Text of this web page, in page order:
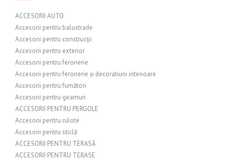
ACCESORII AUTO
Accesorii pentru balustrade
Accesorii pentru construcții
Accesorii pentru exterior
Accesorii pentru feronerie
Accesorii pentru feronerie și decoratiuni interioare
Accesorii pentru fumători
Accesorii pentru geamuri
ACCESORII PENTRU PERGOLE
Accesorii pentru rulote
Accesorii pentru sticlă
ACCESORII PENTRU TERASĂ
ACCESORII PENTRU TERASE